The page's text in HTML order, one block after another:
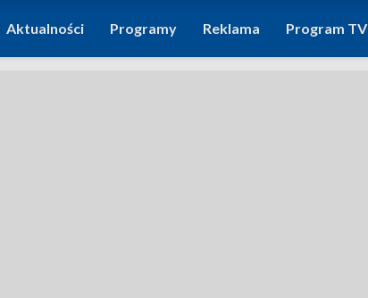
Aktualności Programy Reklama Program TV